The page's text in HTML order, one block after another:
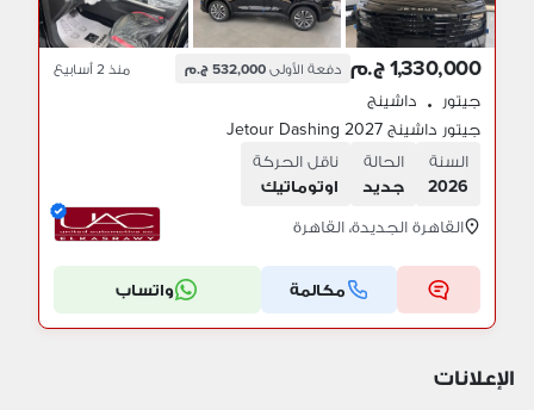
1,330,000 ج.م دفعة الأولى 532,000 ج.م منذ 2 أسابيع
جيتور • داشينج
جيتور داشينج 2027 Jetour Dashing
السنة
2026
الحالة
جديد
ناقل الحركة
اوتوماتيك
القاهرة الجديدة، القاهرة
مكالمة واتساب
الإعلانات